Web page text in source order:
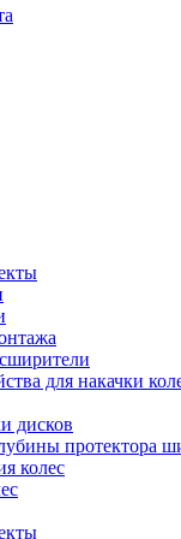
для накачки
дисков
протектора
колес